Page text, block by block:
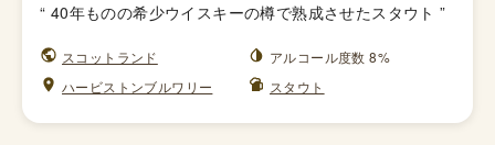
“ 40年ものの希少ウイスキーの樽で熟成させたスタウト ”
スコットランド
アルコール度数 8%
ハービストンブルワリー
スタウト